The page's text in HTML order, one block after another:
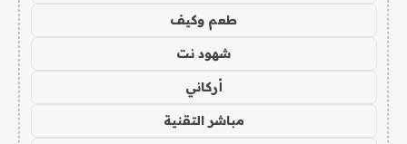
طعم وكيف
شهود نت
أركاني
مباشر التقنية